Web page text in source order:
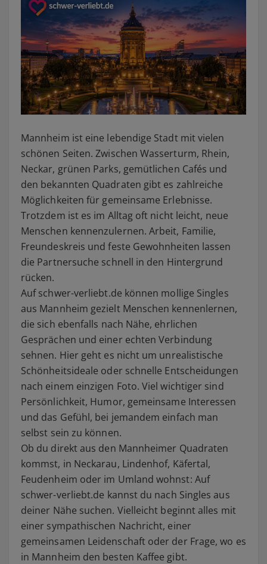
Mannheim ist eine lebendige Stadt mit vielen
schönen Seiten. Zwischen Wasserturm, Rhein,
Neckar, grünen Parks, gemütlichen Cafés und
den bekannten Quadraten gibt es zahlreiche
Möglichkeiten für gemeinsame Erlebnisse.
Trotzdem ist es im Alltag oft nicht leicht, neue
Menschen kennenzulernen. Arbeit, Familie,
Freundeskreis und feste Gewohnheiten lassen
die Partnersuche schnell in den Hintergrund
rücken.
Auf schwer-verliebt.de können mollige Singles
aus Mannheim gezielt Menschen kennenlernen,
die sich ebenfalls nach Nähe, ehrlichen
Gesprächen und einer echten Verbindung
sehnen. Hier geht es nicht um unrealistische
Schönheitsideale oder schnelle Entscheidungen
nach einem einzigen Foto. Viel wichtiger sind
Persönlichkeit, Humor, gemeinsame Interessen
und das Gefühl, bei jemandem einfach man
selbst sein zu können.
Ob du direkt aus den Mannheimer Quadraten
kommst, in Neckarau, Lindenhof, Käfertal,
Feudenheim oder im Umland wohnst: Auf
schwer-verliebt.de kannst du nach Singles aus
deiner Nähe suchen. Vielleicht beginnt alles mit
einer sympathischen Nachricht, einer
gemeinsamen Leidenschaft oder der Frage, wo es
in Mannheim den besten Kaffee gibt.